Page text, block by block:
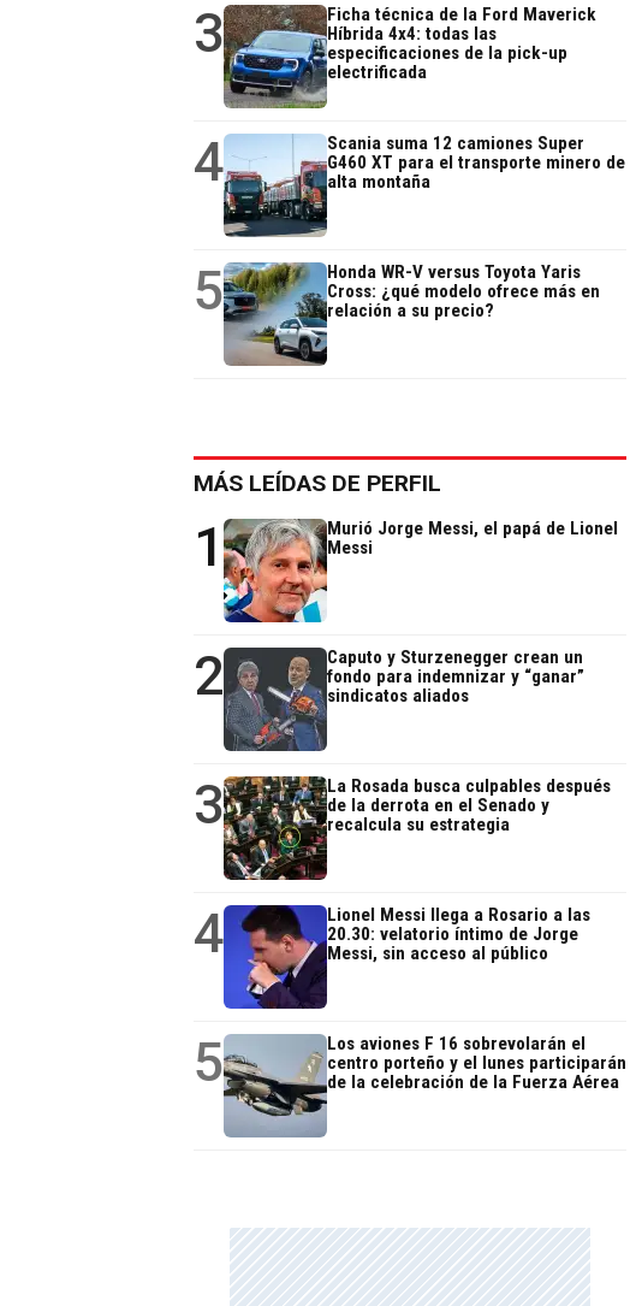
3
Ficha técnica de la Ford Maverick
Híbrida 4x4: todas las
especificaciones de la pick-up
electrificada
4
Scania suma 12 camiones Super
G460 XT para el transporte minero de
alta montaña
5
Honda WR-V versus Toyota Yaris
Cross: ¿qué modelo ofrece más en
relación a su precio?
MÁS LEÍDAS DE PERFIL
1
Murió Jorge Messi, el papá de Lionel
Messi
2
Caputo y Sturzenegger crean un
fondo para indemnizar y “ganar”
sindicatos aliados
3
La Rosada busca culpables después
de la derrota en el Senado y
recalcula su estrategia
4
Lionel Messi llega a Rosario a las
20.30: velatorio íntimo de Jorge
Messi, sin acceso al público
5
Los aviones F 16 sobrevolarán el
centro porteño y el lunes participarán
de la celebración de la Fuerza Aérea